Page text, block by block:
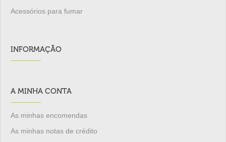
Acessórios para fumar
INFORMAÇÃO
A MINHA CONTA
As minhas encomendas
As minhas notas de crédito